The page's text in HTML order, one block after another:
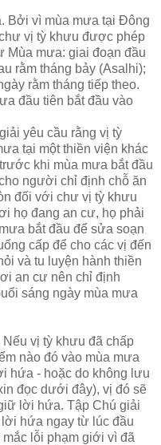
Bởi vì mùa mưa tại Đông
vị tỳ khưu được phép
Mùa mưa: giai đoạn đầu
rằm tháng bảy (Asalhi);
rằm tháng tiếp theo.
đầu tiên bắt đầu vào
yêu cầu rằng vị tỳ
tại một thiền viện khác
khi mùa mưa bắt đầu
người chỉ định chỗ ăn
đối với chư vị tỳ khưu
họ đang an cư, họ phải
bắt đầu để sửa soạn
cấp để cho các vị đến
và tu luyện hành thiền
an cư nên chỉ định
sáng ngày mùa mưa
vị tỳ khưu đã chấp
nào đó vào mùa mưa
hứa - hoặc do không lưu
đọc dưới đây), vị đó sẽ
lời hứa. Tập Chú giải
hứa ngay từ lúc đầu
lỗi phạm giới vì đã